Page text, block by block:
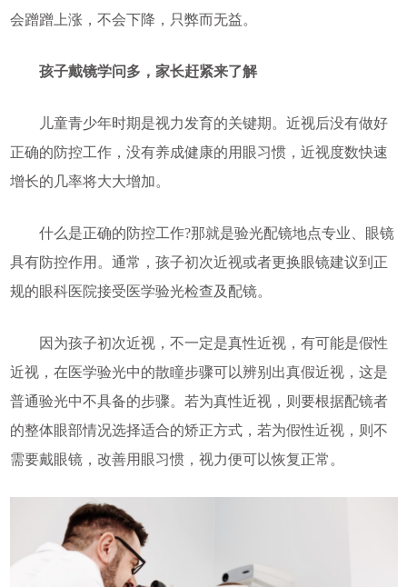
会蹭蹭上涨，不会下降，只弊而无益。
孩子戴镜学问多，家长赶紧来了解
儿童青少年时期是视力发育的关键期。近视后没有做好
正确的防控工作，没有养成健康的用眼习惯，近视度数快速
增长的几率将大大增加。
什么是正确的防控工作?那就是验光配镜地点专业、眼镜
具有防控作用。通常，孩子初次近视或者更换眼镜建议到正
规的眼科医院接受医学验光检查及配镜。
因为孩子初次近视，不一定是真性近视，有可能是假性
近视，在医学验光中的散瞳步骤可以辨别出真假近视，这是
普通验光中不具备的步骤。若为真性近视，则要根据配镜者
的整体眼部情况选择适合的矫正方式，若为假性近视，则不
需要戴眼镜，改善用眼习惯，视力便可以恢复正常。